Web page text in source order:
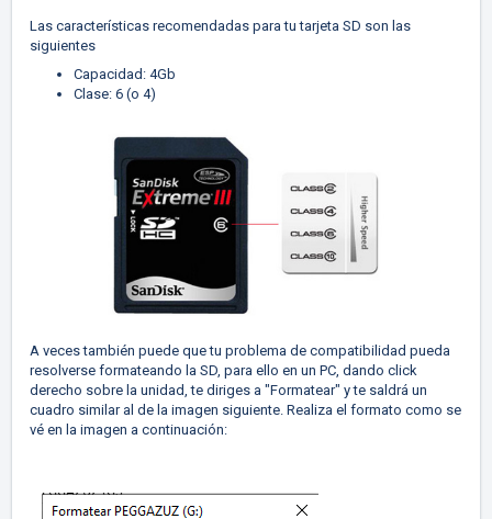
Las características recomendadas para tu tarjeta SD son las
siguientes
Capacidad: 4Gb
Clase: 6 (o 4)
A veces también puede que tu problema de compatibilidad pueda
resolverse formateando la SD, para ello en un PC, dando click
derecho sobre la unidad, te diriges a "Formatear" y te saldrá un
cuadro similar al de la imagen siguiente. Realiza el formato como se
vé en la imagen a continuación: